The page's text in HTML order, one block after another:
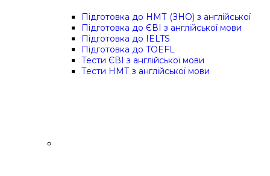
Підготовка до НМТ (ЗНО) з англійської
Підготовка до ЄВІ з англійської мови
Підготовка до IELTS
Підготовка до TOEFL
Тести ЄВІ з англійської мови
Тести НМТ з англійської мови